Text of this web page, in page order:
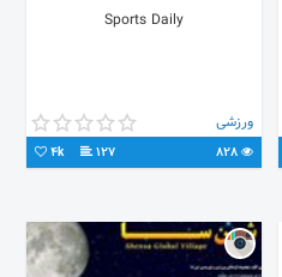
Sports Daily
ورزشی
127
4k